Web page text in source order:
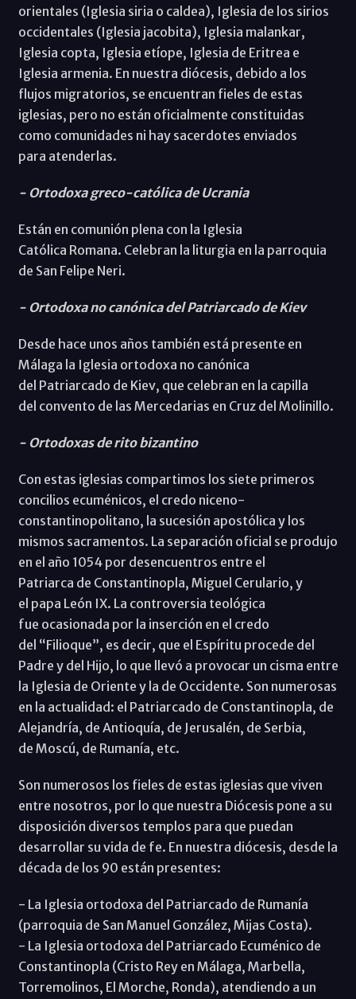
orientales (Iglesia siria o caldea), Iglesia de los sirios
occidentales (Iglesia jacobita), Iglesia malankar,
Iglesia copta, Iglesia etíope, Iglesia de Eritrea e
Iglesia armenia. En nuestra diócesis, debido a los
flujos migratorios, se encuentran fieles de estas
iglesias, pero no están oficialmente constituidas
como comunidades ni hay sacerdotes enviados
para atenderlas.
- Ortodoxa greco-católica de Ucrania
Están en comunión plena con la Iglesia
Católica Romana. Celebran la liturgia en la parroquia
de San Felipe Neri.
- Ortodoxa no canónica del Patriarcado de Kiev
Desde hace unos años también está presente en
Málaga la Iglesia ortodoxa no canónica
del Patriarcado de Kiev, que celebran en la capilla
del convento de las Mercedarias en Cruz del Molinillo.
- Ortodoxas de rito bizantino
Con estas iglesias compartimos los siete primeros
concilios ecuménicos, el credo niceno-
constantinopolitano, la sucesión apostólica y los
mismos sacramentos. La separación oficial se produjo
en el año 1054 por desencuentros entre el
Patriarca de Constantinopla, Miguel Cerulario, y
el papa León IX. La controversia teológica
fue ocasionada por la inserción en el credo
del “Filioque”, es decir, que el Espíritu procede del
Padre y del Hijo, lo que llevó a provocar un cisma entre
la Iglesia de Oriente y la de Occidente. Son numerosas
en la actualidad: el Patriarcado de Constantinopla, de
Alejandría, de Antioquía, de Jerusalén, de Serbia,
de Moscú, de Rumanía, etc.
Son numerosos los fieles de estas iglesias que viven
entre nosotros, por lo que nuestra Diócesis pone a su
disposición diversos templos para que puedan
desarrollar su vida de fe. En nuestra diócesis, desde la
década de los 90 están presentes:
- La Iglesia ortodoxa del Patriarcado de Rumanía
(parroquia de San Manuel González, Mijas Costa).
- La Iglesia ortodoxa del Patriarcado Ecuménico de
Constantinopla (Cristo Rey en Málaga, Marbella,
Torremolinos, El Morche, Ronda), atendiendo a un